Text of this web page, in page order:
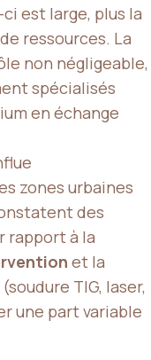
est large, plus la
ressources. La
non négligeable,
spécialisés
en échange
zones urbaines
des
rapport à la
et la
(soudure TIG, laser,
une part variable